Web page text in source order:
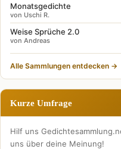
Monatsgedichte
von Uschi R.
Weise Sprüche 2.0
von Andreas
Alle Sammlungen entdecken →
Kurze Umfrage
Hilf uns
uns über deine Meinung!